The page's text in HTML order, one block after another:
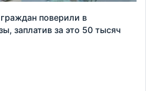
поверили в
заплатив за это 50 тысяч